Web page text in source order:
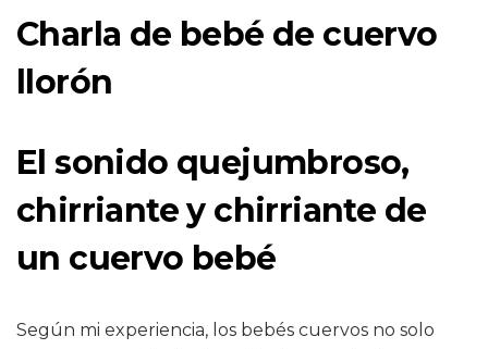
Charla de bebé de cuervo
llorón
El sonido quejumbroso,
chirriante y chirriante de
un cuervo bebé
Según mi experiencia, los bebés cuervos no solo